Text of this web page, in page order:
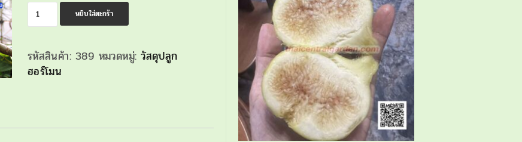
ฮอร์โมน
เหนียว
ลด
หยิบใส่ตะกร้า
รหัสสินค้า: 389 หมวดหมู่:วัสดุปลูก
ฮอร์โมน
SALE